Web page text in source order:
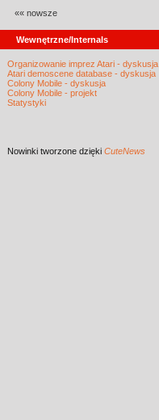
«« nowsze
Wewnętrzne/Internals
Organizowanie imprez Atari - dyskusja
Atari demoscene database - dyskusja
Colony Mobile - dyskusja
Colony Mobile - projekt
Statystyki
Nowinki tworzone dzięki CuteNews